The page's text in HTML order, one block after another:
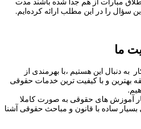
سؤال را در این مطلب ارائه کرده‌ایم.
ما
به دنبال این هستیم ،با بهرمندی از
بهترین و با کیفیت ترین خدمات حقوقی
آموزش های حقوقی به صورت کاملا
بسیار ساده با قانون و مباحث حقوقی آشنا